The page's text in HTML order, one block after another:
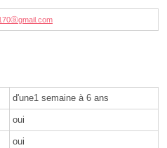
d'une1 semaine à 6 ans
oui
oui